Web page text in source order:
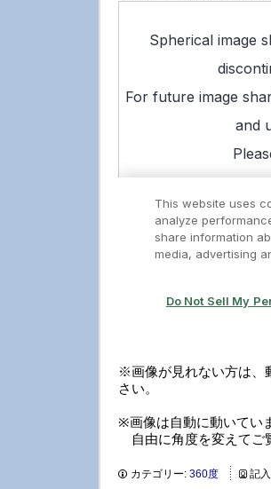
※画像が見れない方は、
さい。
※画像は自動に動いてい
自由に角度を変えてご
カテゴリー: 360度 記